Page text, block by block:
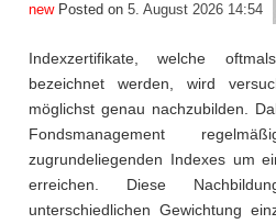
Posted on 5. August 2026 14:54
Indexzertifikate, welche
bezeichnet werden, wird
möglichst genau nachzubilden.
Fondsmanagement
zugrundeliegenden Indexes um
erreichen. Diese
unterschiedlichen Gewichtung